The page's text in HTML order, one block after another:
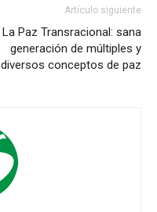
Artículo siguiente
La Paz Transracional: sana
generación de múltiples y
diversos conceptos de paz